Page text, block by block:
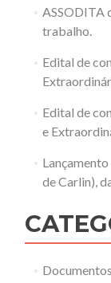
ASSODITA
trabalho.
Edital de
Edital de
e
de Carlin),
Documentos